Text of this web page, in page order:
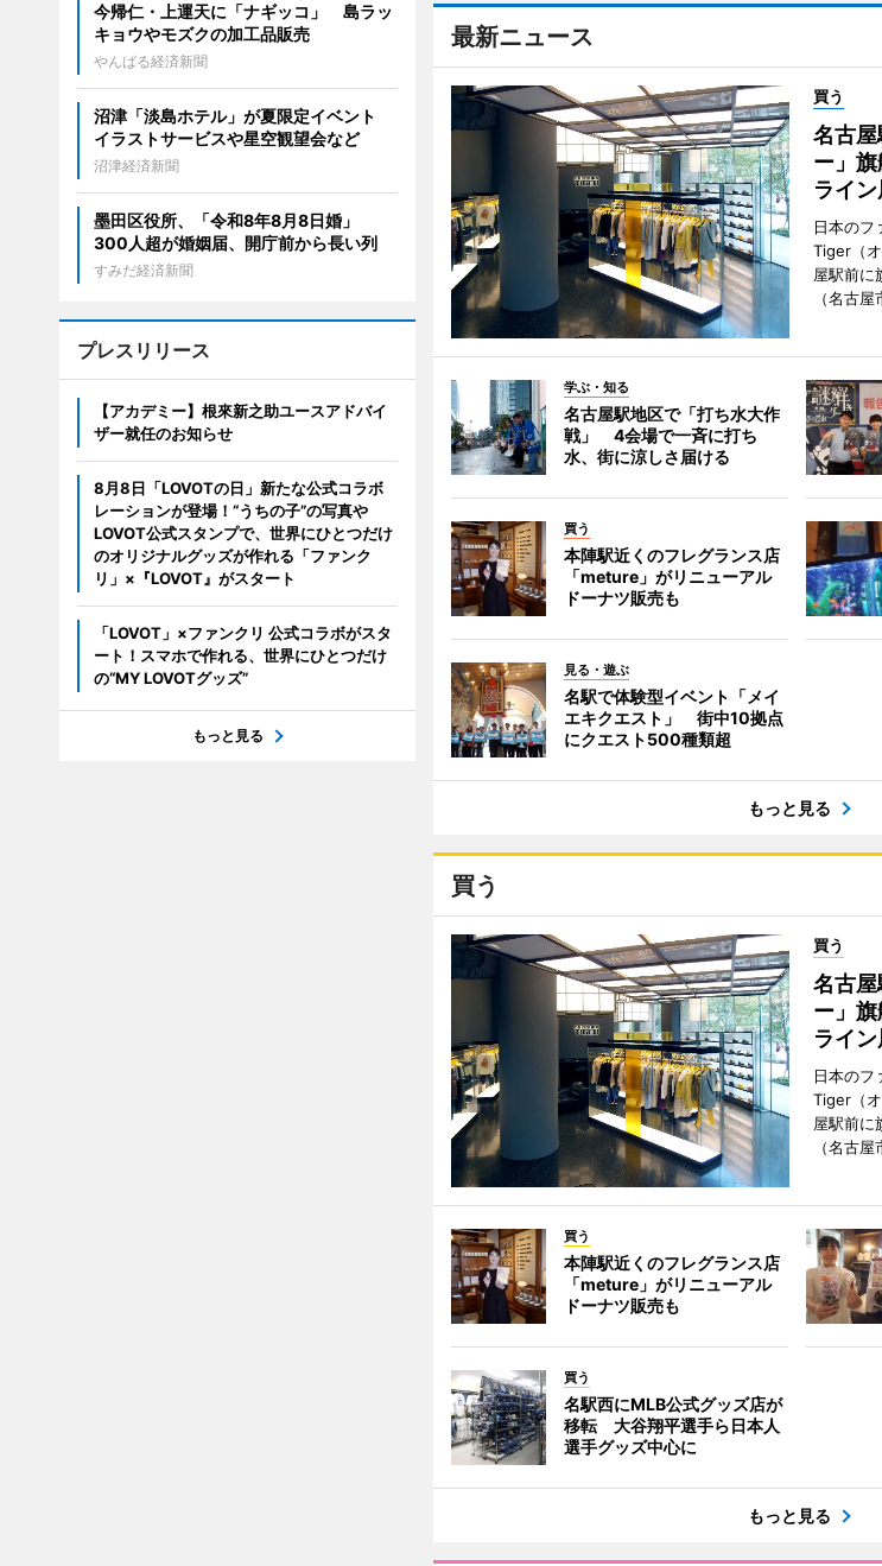
最新ニュース
買う
名古
ー」
ライン
日本のフ
Tiger（
屋駅前に
（名古
学ぶ・知る
名古屋駅地区で「打ち水大作
戦」 4会場で一斉に打ち
水、街に涼しさ届ける
買う
本陣駅近くのフレグランス店
「meture」がリニューアル
ドーナツ販売も
見る・遊ぶ
名駅で体験型イベント「メイ
エキクエスト」 街中10拠点
にクエスト500種類超
もっと見る
買う
買う
名古
ー」
ライン
日本のフ
Tiger（
屋駅前に
（名古
買う
本陣駅近くのフレグランス店
「meture」がリニューアル
ドーナツ販売も
買う
名駅西にMLB公式グッズ店が
移転 大谷翔平選手ら日本人
選手グッズ中心に
もっと見る
今帰仁・上運天に「ナギッコ」 島ラッ
キョウやモズクの加工品販売
やんばる経済新聞
沼津「淡島ホテル」が夏限定イベント
イラストサービスや星空観望会など
沼津経済新聞
墨田区役所、「令和8年8月8日婚」
300人超が婚姻届、開庁前から長い列
すみだ経済新聞
プレスリリース
【アカデミー】根來新之助ユースアドバイ
ザー就任のお知らせ
8月8日「LOVOTの日」新たな公式コラボ
レーションが登場！“うちの子”の写真や
LOVOT公式スタンプで、世界にひとつだけ
のオリジナルグッズが作れる「ファンク
リ」×『LOVOT』がスタート
「LOVOT」×ファンクリ 公式コラボがスタ
ート！スマホで作れる、世界にひとつだけ
の“MY LOVOTグッズ”
もっと見る